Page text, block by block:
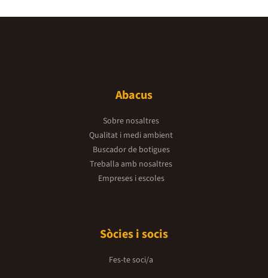
Abacus
Sobre nosaltres
Qualitat i medi ambient
Buscador de botigues
Treballa amb nosaltres
Empreses i escoles
Sòcies i socis
Fes-te soci/a